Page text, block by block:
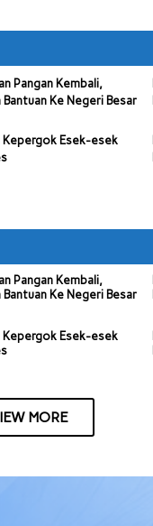
Pangan Kembali,
Bantuan Ke Negeri Besar
Kepergok Esek-esek
Pangan Kembali,
Bantuan Ke Negeri Besar
Kepergok Esek-esek
MORE